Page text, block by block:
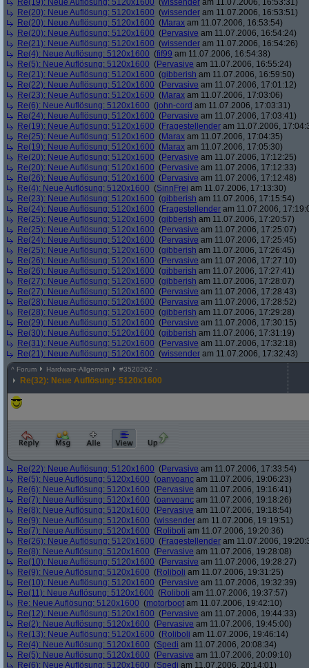
Re(19): Neue Auflösung: 5120x1600 (wissender am 11.07.2006, 16:53:31)
Re(20): Neue Auflösung: 5120x1600 (wissender am 11.07.2006, 16:53:51)
Re(20): Neue Auflösung: 5120x1600 (Marax am 11.07.2006, 16:53:54)
Re(20): Neue Auflösung: 5120x1600 (Pervasive am 11.07.2006, 16:54:24)
Re(21): Neue Auflösung: 5120x1600 (wissender am 11.07.2006, 16:54:26)
Re(4): Neue Auflösung: 5120x1600 (fif99 am 11.07.2006, 16:54:38)
Re(5): Neue Auflösung: 5120x1600 (Pervasive am 11.07.2006, 16:55:24)
Re(21): Neue Auflösung: 5120x1600 (gibberish am 11.07.2006, 16:59:50)
Re(22): Neue Auflösung: 5120x1600 (Pervasive am 11.07.2006, 17:01:12)
Re(23): Neue Auflösung: 5120x1600 (Marax am 11.07.2006, 17:03:06)
Re(6): Neue Auflösung: 5120x1600 (john-cord am 11.07.2006, 17:03:31)
Re(24): Neue Auflösung: 5120x1600 (Pervasive am 11.07.2006, 17:03:41)
Re(19): Neue Auflösung: 5120x1600 (Fragestellender am 11.07.2006,
Re(25): Neue Auflösung: 5120x1600 (Marax am 11.07.2006, 17:04:35)
Re(19): Neue Auflösung: 5120x1600 (Marax am 11.07.2006, 17:05:30)
Re(20): Neue Auflösung: 5120x1600 (Pervasive am 11.07.2006, 17:12:25)
Re(20): Neue Auflösung: 5120x1600 (Pervasive am 11.07.2006, 17:12:33)
Re(26): Neue Auflösung: 5120x1600 (Pervasive am 11.07.2006, 17:12:48)
Re(4): Neue Auflösung: 5120x1600 (SinnFrei am 11.07.2006, 17:13:30)
Re(23): Neue Auflösung: 5120x1600 (gibberish am 11.07.2006, 17:15:54)
Re(24): Neue Auflösung: 5120x1600 (Fragestellender am 11.07.2006,
Re(25): Neue Auflösung: 5120x1600 (gibberish am 11.07.2006, 17:20:57)
Re(25): Neue Auflösung: 5120x1600 (Pervasive am 11.07.2006, 17:25:07)
Re(24): Neue Auflösung: 5120x1600 (Pervasive am 11.07.2006, 17:25:45)
Re(25): Neue Auflösung: 5120x1600 (gibberish am 11.07.2006, 17:26:45)
Re(26): Neue Auflösung: 5120x1600 (Pervasive am 11.07.2006, 17:27:10)
Re(26): Neue Auflösung: 5120x1600 (gibberish am 11.07.2006, 17:27:41)
Re(27): Neue Auflösung: 5120x1600 (gibberish am 11.07.2006, 17:28:07)
Re(27): Neue Auflösung: 5120x1600 (Pervasive am 11.07.2006, 17:28:43)
Re(28): Neue Auflösung: 5120x1600 (Pervasive am 11.07.2006, 17:28:52)
Re(28): Neue Auflösung: 5120x1600 (gibberish am 11.07.2006, 17:29:28)
Re(29): Neue Auflösung: 5120x1600 (Pervasive am 11.07.2006, 17:30:15)
Re(30): Neue Auflösung: 5120x1600 (gibberish am 11.07.2006, 17:31:19)
Re(31): Neue Auflösung: 5120x1600 (Pervasive am 11.07.2006, 17:32:18)
Re(21): Neue Auflösung: 5120x1600 (wissender am 11.07.2006, 17:32:43)
^ Forum Hardware-Allgemein #3520262
Re(32): Neue Auflösung: 5120x1600
Re(22): Neue Auflösung: 5120x1600 (Pervasive am 11.07.2006, 17:33:54)
Re(5): Neue Auflösung: 5120x1600 (oanvoanc am 11.07.2006, 19:06:23)
Re(6): Neue Auflösung: 5120x1600 (Pervasive am 11.07.2006, 19:16:41)
Re(7): Neue Auflösung: 5120x1600 (oanvoanc am 11.07.2006, 19:18:26)
Re(8): Neue Auflösung: 5120x1600 (Pervasive am 11.07.2006, 19:18:54)
Re(9): Neue Auflösung: 5120x1600 (wissender am 11.07.2006, 19:19:51)
Re(7): Neue Auflösung: 5120x1600 (Roliboli am 11.07.2006, 19:20:36)
Re(26): Neue Auflösung: 5120x1600 (Fragestellender am 11.07.2006,
Re(8): Neue Auflösung: 5120x1600 (Pervasive am 11.07.2006, 19:28:08)
Re(10): Neue Auflösung: 5120x1600 (Pervasive am 11.07.2006, 19:28:27)
Re(9): Neue Auflösung: 5120x1600 (Roliboli am 11.07.2006, 19:31:25)
Re(10): Neue Auflösung: 5120x1600 (Pervasive am 11.07.2006, 19:32:39)
Re(11): Neue Auflösung: 5120x1600 (Roliboli am 11.07.2006, 19:37:57)
Re: Neue Auflösung: 5120x1600 (motorboot am 11.07.2006, 19:42:10)
Re(12): Neue Auflösung: 5120x1600 (Pervasive am 11.07.2006, 19:44:33)
Re(2): Neue Auflösung: 5120x1600 (Pervasive am 11.07.2006, 19:45:00)
Re(13): Neue Auflösung: 5120x1600 (Roliboli am 11.07.2006, 19:46:14)
Re(4): Neue Auflösung: 5120x1600 (Spedi am 11.07.2006, 20:08:34)
Re(5): Neue Auflösung: 5120x1600 (Pervasive am 11.07.2006, 20:09:10)
Re(6): Neue Auflösung: 5120x1600 (Spedi am 11.07.2006, 20:14:01)